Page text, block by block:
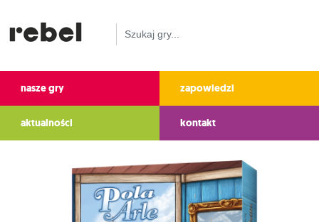
nasze gry zapowiedzi
aktualności kontakt